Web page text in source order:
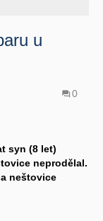
u
0
syn (8 let)
neprodělal.
neštovice